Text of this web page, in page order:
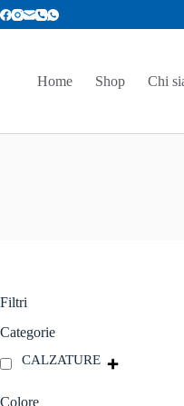
Salta
al
Home Shop Chi
Filtri
Categorie
CALZATURE
Colore